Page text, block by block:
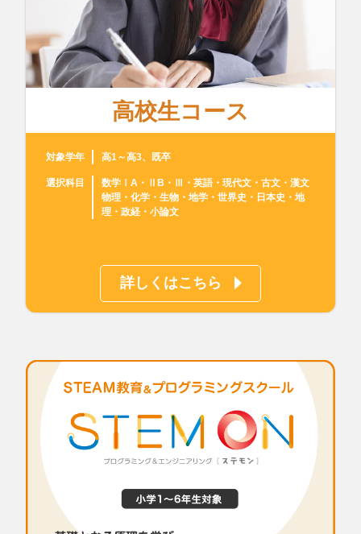
高校生コース
対象学年 高1～高3、既卒
選択科目
数学ⅠA・ⅡB・Ⅲ・英語・現代文・古文・漢文
物理・化学・生物・地学・世界史・日本史・地
理・政経・小論文
詳しくはこちら